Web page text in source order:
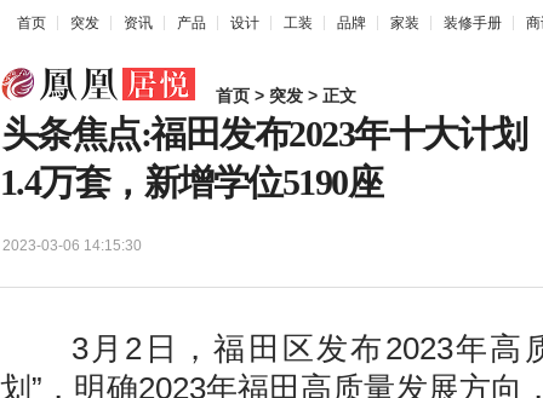
首页 突发 资讯 产品 设计 工装 品牌 家装 装修手册
首页 > 突发 > 正文
头条焦点:福田发布2023年十大计
1.4万套，新增学位5190座
2023-03-06 14:15:30
3月2日，福田区发布2023年高
划”，明确2023年福田高质量发展方向